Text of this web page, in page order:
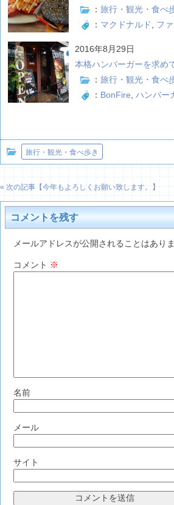
： 旅行・観光・食べ
： マクドナルド, フ
2016年8月29日
本格ハンバーガーを求め
： 旅行・観光・食べ
： BonFire, ハンバー
旅行・観光・食べ歩き
« 次の記事【今年もよろしくお願い致します。 】
コメントを残す
メールアドレスが公開されることはありま
コメント ※
名前
メール
サイト